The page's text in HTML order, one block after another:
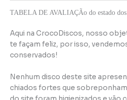
TABELA DE AVALIAÇÃo do estado dos
Aqui na CrocoDiscos, nosso
te façam feliz, por isso,
conservados!
Nenhum disco deste site
chiados fortes que sobreponham